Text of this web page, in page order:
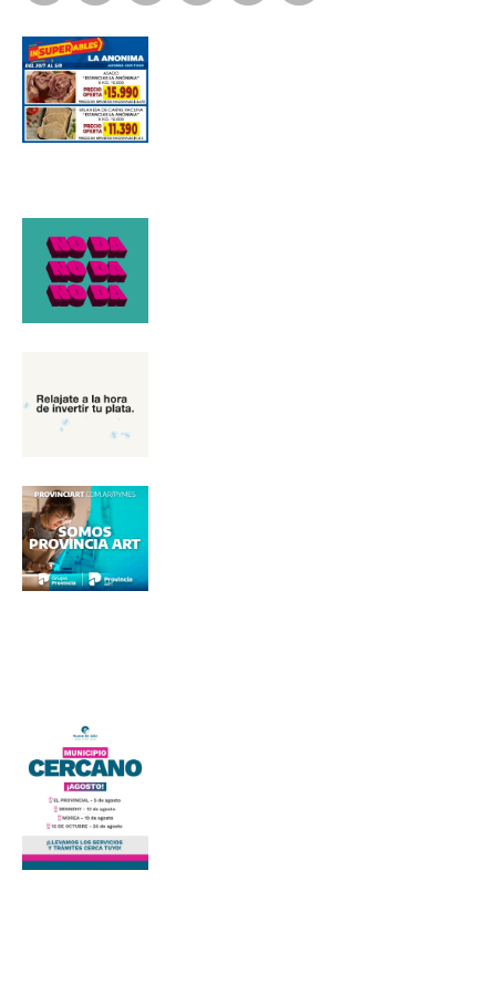
Dirección de correo electrónico
Apellidos